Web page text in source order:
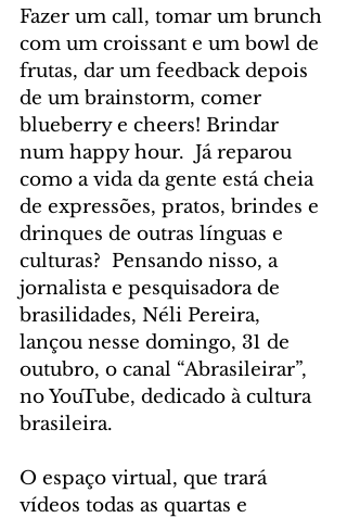
Fazer um call, tomar um brunch
com um croissant e um bowl de
frutas, dar um feedback depois
de um brainstorm, comer
blueberry e cheers! Brindar
num happy hour.  Já reparou
como a vida da gente está cheia
de expressões, pratos, brindes e
drinques de outras línguas e
culturas?  Pensando nisso, a
jornalista e pesquisadora de
brasilidades, Néli Pereira,
lançou nesse domingo, 31 de
outubro, o canal “Abrasileirar”,
no YouTube, dedicado à cultura
brasileira.
O espaço virtual, que trará
vídeos todas as quartas e